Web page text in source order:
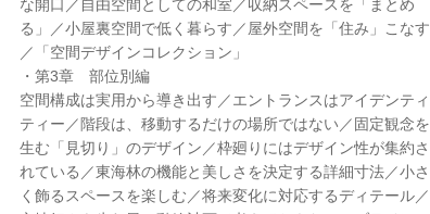
な開口／自由空間としての和室／収納スペースを「まとめ
る」／小屋裏空間で低く暮らす／屋外空間を「住み」こなす
／「空間デザインコレクション」
・第3章 部位別編
空間構成は実用から導き出す／エントランスはアイデンティ
ティー／階段は、移動するだけの場所ではない／固定観念を
生む「見切り」のデザイン／枠廻りにはデザイン性が集約さ
れている／東海林の機能と美しさを決定する詳細寸法／小さ
く飾るスペースを楽しむ／将来変化に対応するディテール／